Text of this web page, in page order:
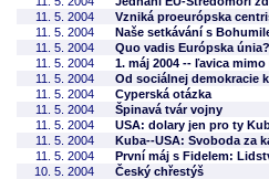
11. 5. 2004
Vzniká proeurópska
11. 5. 2004
Naše setkávání s
11. 5. 2004
Quo vadis Európska únia?
11. 5. 2004
1. máj 2004 -- ľavica mimo
11. 5. 2004
Od sociálnej demokracie
11. 5. 2004
Cyperská otázka
11. 5. 2004
Špinavá tvár vojny
11. 5. 2004
USA: dolary jen pro ty
11. 5. 2004
Kuba--USA: Svoboda za
11. 5. 2004
První máj s Fidelem:
10. 5. 2004
Český chřestýš